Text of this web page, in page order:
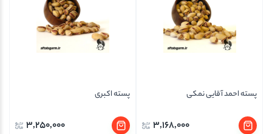
پسته احمد آقایی نمکی
3,168,000
پسته اکبری
3,250,000